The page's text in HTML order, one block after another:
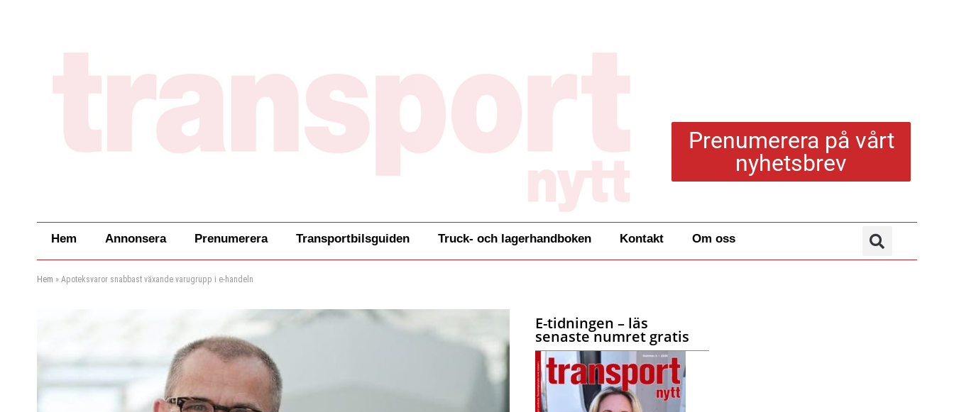
Prenumerera på vårt
nyhetsbrev
Hem Annonsera Prenumerera Transportbilsguiden Truck- och lagerhandboken Kontakt Om oss
Hem » Apoteksvaror snabbast växande varugrupp i e-handeln
E-tidningen – läs
senaste numret gratis